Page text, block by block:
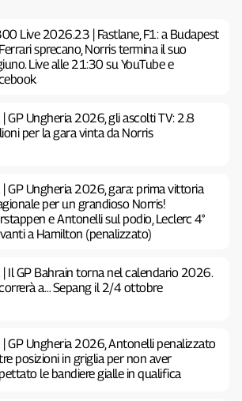
Live 2026.23 | Fastlane, F1: a Budapest
sprecano, Norris termina il suo
Live alle 21:30 su YouTube e
| GP Ungheria 2026, gli ascolti TV: 2.8
per la gara vinta da Norris
| GP Ungheria 2026, gara: prima vittoria
per un grandioso Norris!
e Antonelli sul podio, Leclerc 4°
a Hamilton (penalizzato)
| Il GP Bahrain torna nel calendario 2026.
a… Sepang il 2/4 ottobre
| GP Ungheria 2026, Antonelli penalizzato
posizioni in griglia per non aver
le bandiere gialle in qualifica